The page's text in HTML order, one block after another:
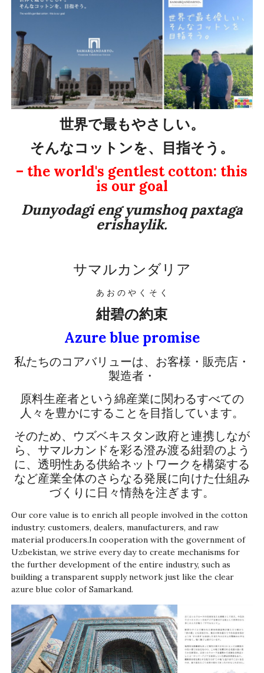
世界で最もやさしい。
そんなコットンを、目指そう。
– the world's gentlest cotton: this
is our goal
Dunyodagi eng yumshoq paxtaga
erishaylik.
サマルカンダリア
あ お の や く そ く
紺碧の約束
Azure blue promise
私たちのコアバリューは、お客様・販売店・
製造者・
原料生産者という綿産業に関わるすべての
人々を豊かにすることを目指しています。
そのため、ウズベキスタン政府と連携しなが
ら、サマルカンドを彩る澄み渡る紺碧のよう
に、透明性ある供給ネットワークを構築する
など産業全体のさらなる発展に向けた仕組み
づくりに日々情熱を注ぎます。
Our core value is to enrich all people involved in the cotton
industry: customers, dealers, manufacturers, and raw
material producers.In cooperation with the government of
Uzbekistan, we strive every day to create mechanisms for
the further development of the entire industry, such as
building a transparent supply network just like the clear
azure blue color of Samarkand.